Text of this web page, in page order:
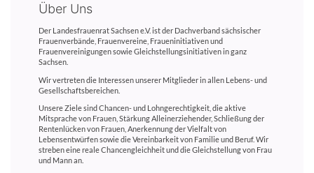
Über Uns
Der Landesfrauenrat Sachsen e.V. ist der Dachverband sächsischer
Frauenverbände, Frauenvereine, Fraueninitiativen und
Frauenvereinigungen sowie Gleichstellungsinitiativen in ganz
Sachsen.
Wir vertreten die Interessen unserer Mitglieder in allen Lebens- und
Gesellschaftsbereichen.
Unsere Ziele sind Chancen- und Lohngerechtigkeit, die aktive
Mitsprache von Frauen, Stärkung Alleinerziehender, Schließung der
Rentenlücken von Frauen, Anerkennung der Vielfalt von
Lebensentwürfen sowie die Vereinbarkeit von Familie und Beruf. Wir
streben eine reale Chancengleichheit und die Gleichstellung von Frau
und Mann an.